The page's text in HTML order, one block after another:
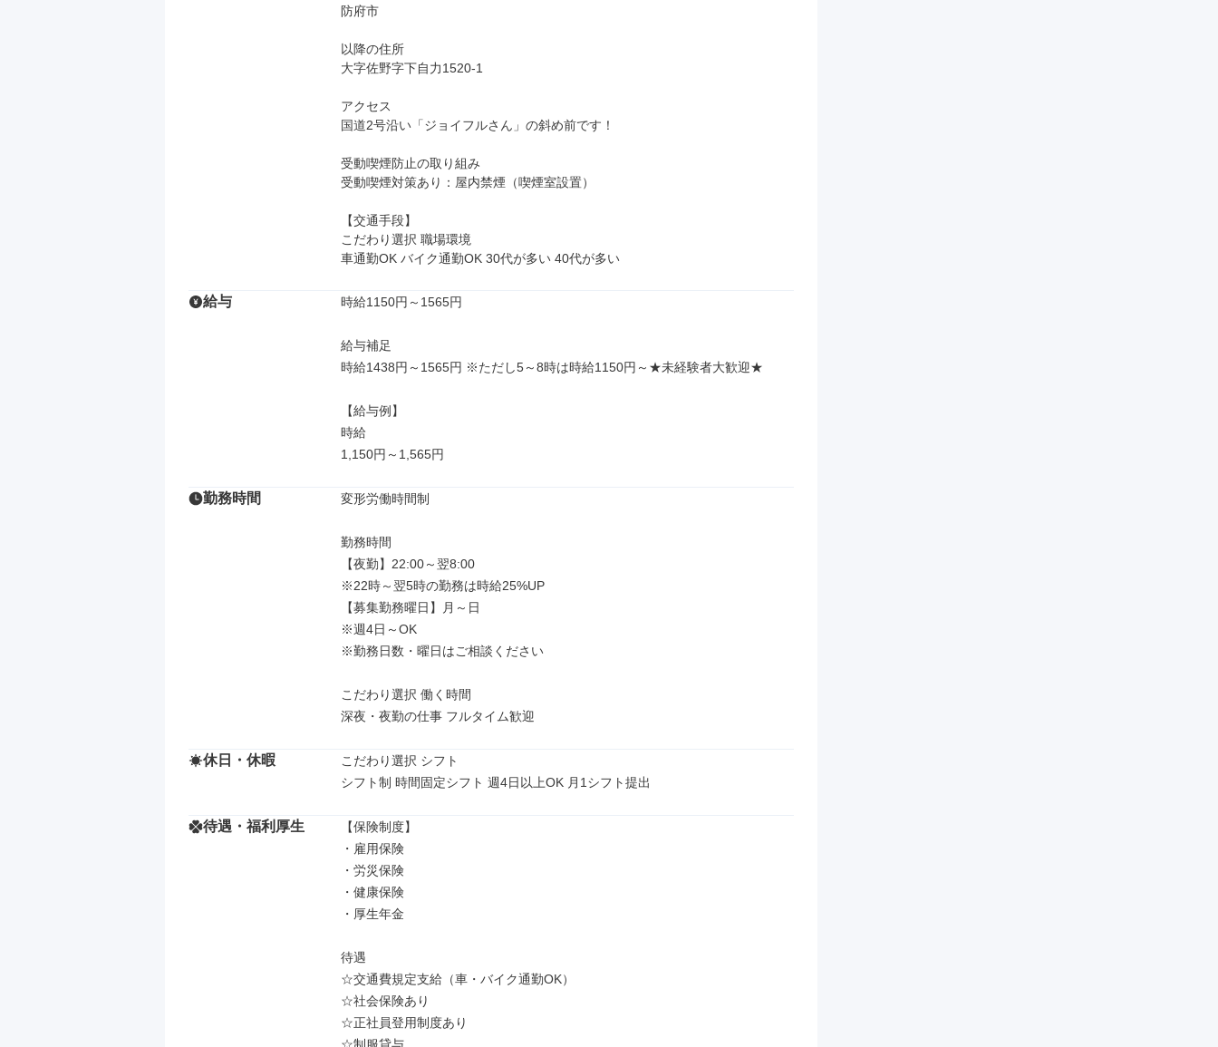
防府市
以降の住所
大字佐野字下自力1520-1
アクセス
国道2号沿い「ジョイフルさん」の斜め前です！
受動喫煙防止の取り組み
受動喫煙対策あり：屋内禁煙（喫煙室設置）
【交通手段】
こだわり選択 職場環境
車通勤OK バイク通勤OK 30代が多い 40代が多い
給与 時給1150円～1565円
給与補足
時給1438円～1565円 ※ただし5～8時は時給1150円～★未経験者大歓迎★
【給与例】
時給
1,150円～1,565円
勤務時間 変形労働時間制
勤務時間
【夜勤】22:00～翌8:00
※22時～翌5時の勤務は時給25%UP
【募集勤務曜日】月～日
※週4日～OK
※勤務日数・曜日はご相談ください
こだわり選択 働く時間
深夜・夜勤の仕事 フルタイム歓迎
休日・休暇
こだわり選択 シフト
シフト制 時間固定シフト 週4日以上OK 月1シフト提出
待遇・福利厚生
【保険制度】
・雇用保険
・労災保険
・健康保険
・厚生年金
待遇
☆交通費規定支給（車・バイク通勤OK）
☆社会保険あり
☆正社員登用制度あり